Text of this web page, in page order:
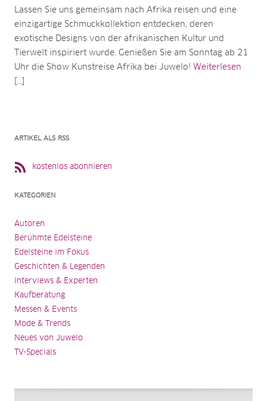
Lassen Sie uns gemeinsam nach Afrika reisen und eine
einzigartige Schmuckkollektion entdecken, deren
exotische Designs von der afrikanischen Kultur und
Tierwelt inspiriert wurde. Genießen Sie am Sonntag ab 21
Uhr die Show Kunstreise Afrika bei Juwelo! Weiterlesen
[...]
ARTIKEL ALS RSS
kostenlos abonnieren
KATEGORIEN
Autoren
Berühmte Edelsteine
Edelsteine im Fokus
Geschichten & Legenden
Interviews & Experten
Kaufberatung
Messen & Events
Mode & Trends
Neues von Juwelo
TV-Specials